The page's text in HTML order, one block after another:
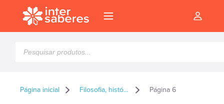
produtos
Página inicial Filosofia, história e sociologia Página 6